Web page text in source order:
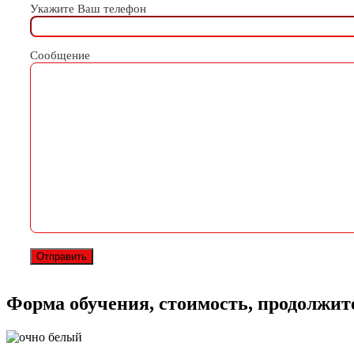
Укажите Ваш телефон
Сообщение
Форма обучения, стоимость,